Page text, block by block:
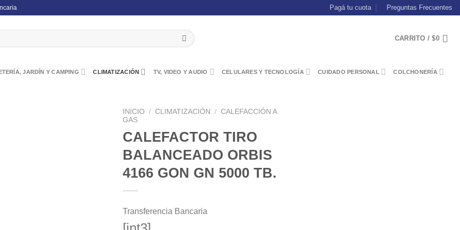
Pagá tu cuota Preguntas Frecuentes
CARRITO /$0
JARDÍN Y CAMPING CLIMATIZACIÓN TV, VIDEO Y AUDIO CELULARES Y TECNOLOGÍA CUIDADO PERSONAL COLCHONERÍA
INICIO / CLIMATIZACIÓN / CALEFACCIÓN A
GAS
CALEFACTOR TIRO
BALANCEADO ORBIS
4166 GON GN 5000 TB.
Transferencia Bancaria